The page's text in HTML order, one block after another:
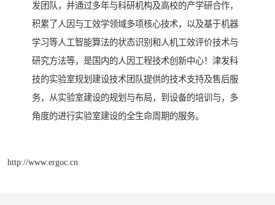
发团队，并通过多年与科研机构及高校的产学研合作，
积累了人因与工效学领域多项核心技术，以及基于机器
学习等人工智能算法的状态识别和人机工效评价技术与
研究方法等，是国内的人因工程技术创新中心！津发科
技的实验室规划建设技术团队提供的技术支持及售后服
务，从实验室建设的规划与布局，到设备的培训与，多
角度的进行实验室建设的全生命周期的服务。
http://www.ergoc.cn